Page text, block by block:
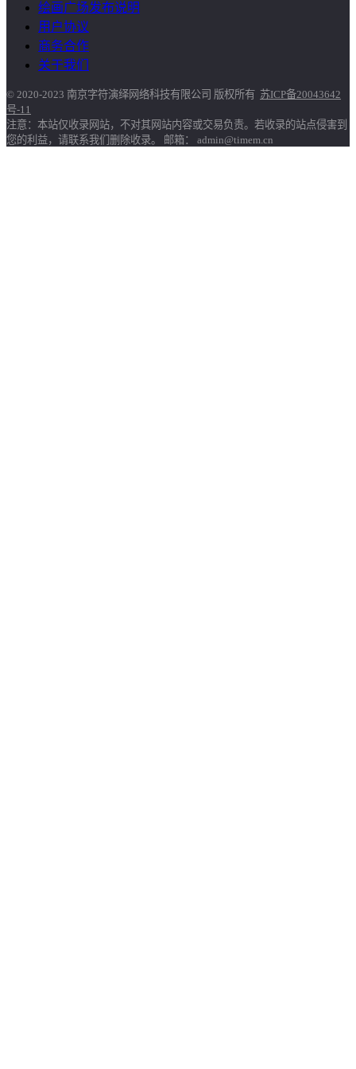
绘画广场发布说明
用户协议
商务合作
关于我们
© 2020-2023 南京字符演绎网络科技有限公司 版权所有 苏ICP备20043642
号-11
注意：本站仅收录网站，不对其网站内容或交易负责。若收录的站点侵害到
您的利益，请联系我们删除收录。 邮箱： admin@timem.cn